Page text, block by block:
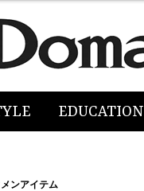
EDUCATION
ンアイテム